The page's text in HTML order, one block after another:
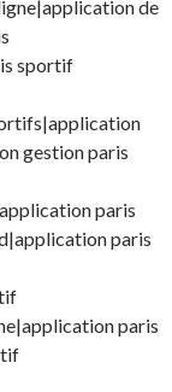
de
sportif
gestion paris
paris
paris
paris